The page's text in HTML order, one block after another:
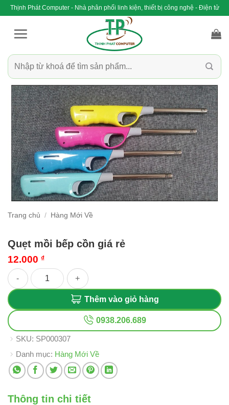
qua
Thịnh Phát Computer - Nhà phân phối linh kiện, thiết bị công nghệ - Điện tử
Tìm
kiếm:
Trang chủ / Hàng Mới Về
Quẹt mồi bếp cồn giá rẻ
12.000 ₫
Quẹt mồi bếp cồn giá rẻ số lượng
Thêm vào giỏ hàng
0938.206.689
SKU: SP000307
Danh mục: Hàng Mới Về
Thông tin chi tiết